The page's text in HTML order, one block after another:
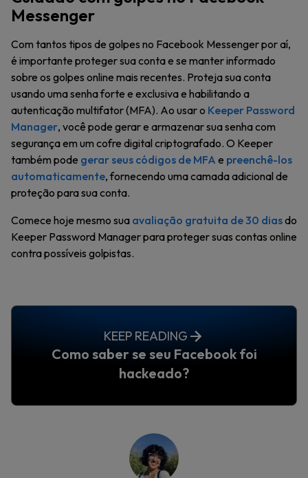
Messenger
Com tantos tipos de golpes no Facebook Messenger por aí,
é importante proteger sua conta e se manter informado
sobre os golpes online mais recentes. Proteja sua conta
usando uma senha forte e exclusiva e habilitando a
autenticação multifator (MFA). Ao usar o Keeper Password
Manager, você pode gerar e armazenar sua senha com
segurança em um cofre digital criptografado. O Keeper
também pode gerar seus códigos de MFA e preenchê-los
automaticamente, fornecendo uma camada adicional de
proteção para sua conta.
Comece hoje mesmo sua avaliação gratuita de 30 diasdo
Keeper Password Manager para proteger suas contas online
contra possíveis golpistas.
KEEP READING
Como saber se seu Facebook foi
hackeado?